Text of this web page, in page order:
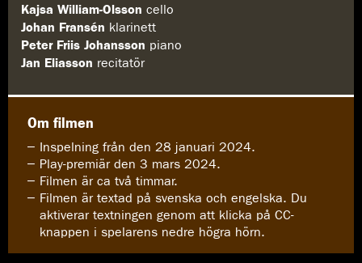
Kajsa William-Olsson cello
Johan Fransén klarinett
Peter Friis Johansson piano
Jan Eliasson recitatör
Om filmen
Inspelning från den 28 januari 2024.
Play-premiär den 3 mars 2024.
Filmen är ca två timmar.
Filmen är textad på svenska och engelska. Du
aktiverar textningen genom att klicka på CC-
knappen i spelarens nedre högra hörn.